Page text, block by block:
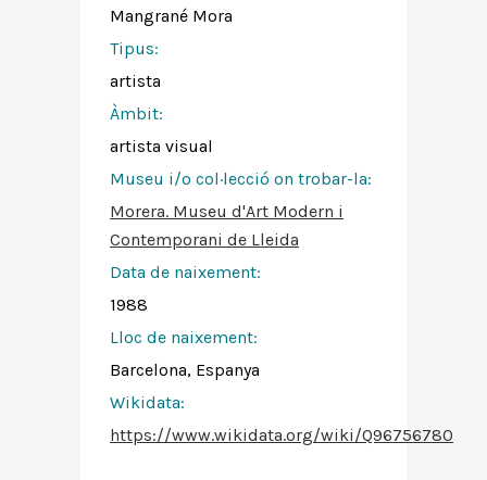
Mangrané Mora
Tipus:
artista
Àmbit:
artista visual
Museu i/o col·lecció on trobar-la:
Morera. Museu d'Art Modern i
Contemporani de Lleida
Data de naixement:
1988
Lloc de naixement:
Barcelona, Espanya
Wikidata:
https://www.wikidata.org/wiki/Q96756780